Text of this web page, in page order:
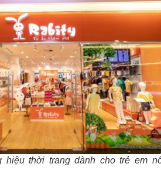
hiệu thời trang dành cho trẻ em